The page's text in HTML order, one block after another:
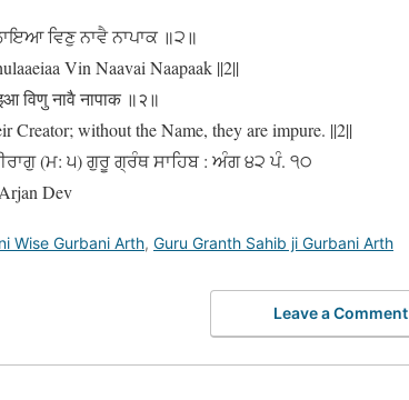
ਵਿਣੁ ਨਾਵੈ ਨਾਪਾਕ ॥੨॥
Vin Naavai Naapaak ||2||
विणु नावै नापाक ॥२॥
Creator; without the Name, they are impure. ||2||
(ਮ: ੫) ਗੁਰੂ ਗ੍ਰੰਥ ਸਾਹਿਬ : ਅੰਗ ੪੨ ਪੰ. ੧੦
Dev
Wise Gurbani Arth, Guru Granth Sahib ji Gurbani Arth
Leave a Comment